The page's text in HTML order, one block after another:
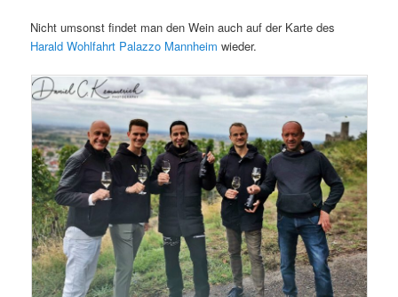
Nicht umsonst findet man den Wein auch auf der Karte des
Harald Wohlfahrt Palazzo Mannheim wieder.